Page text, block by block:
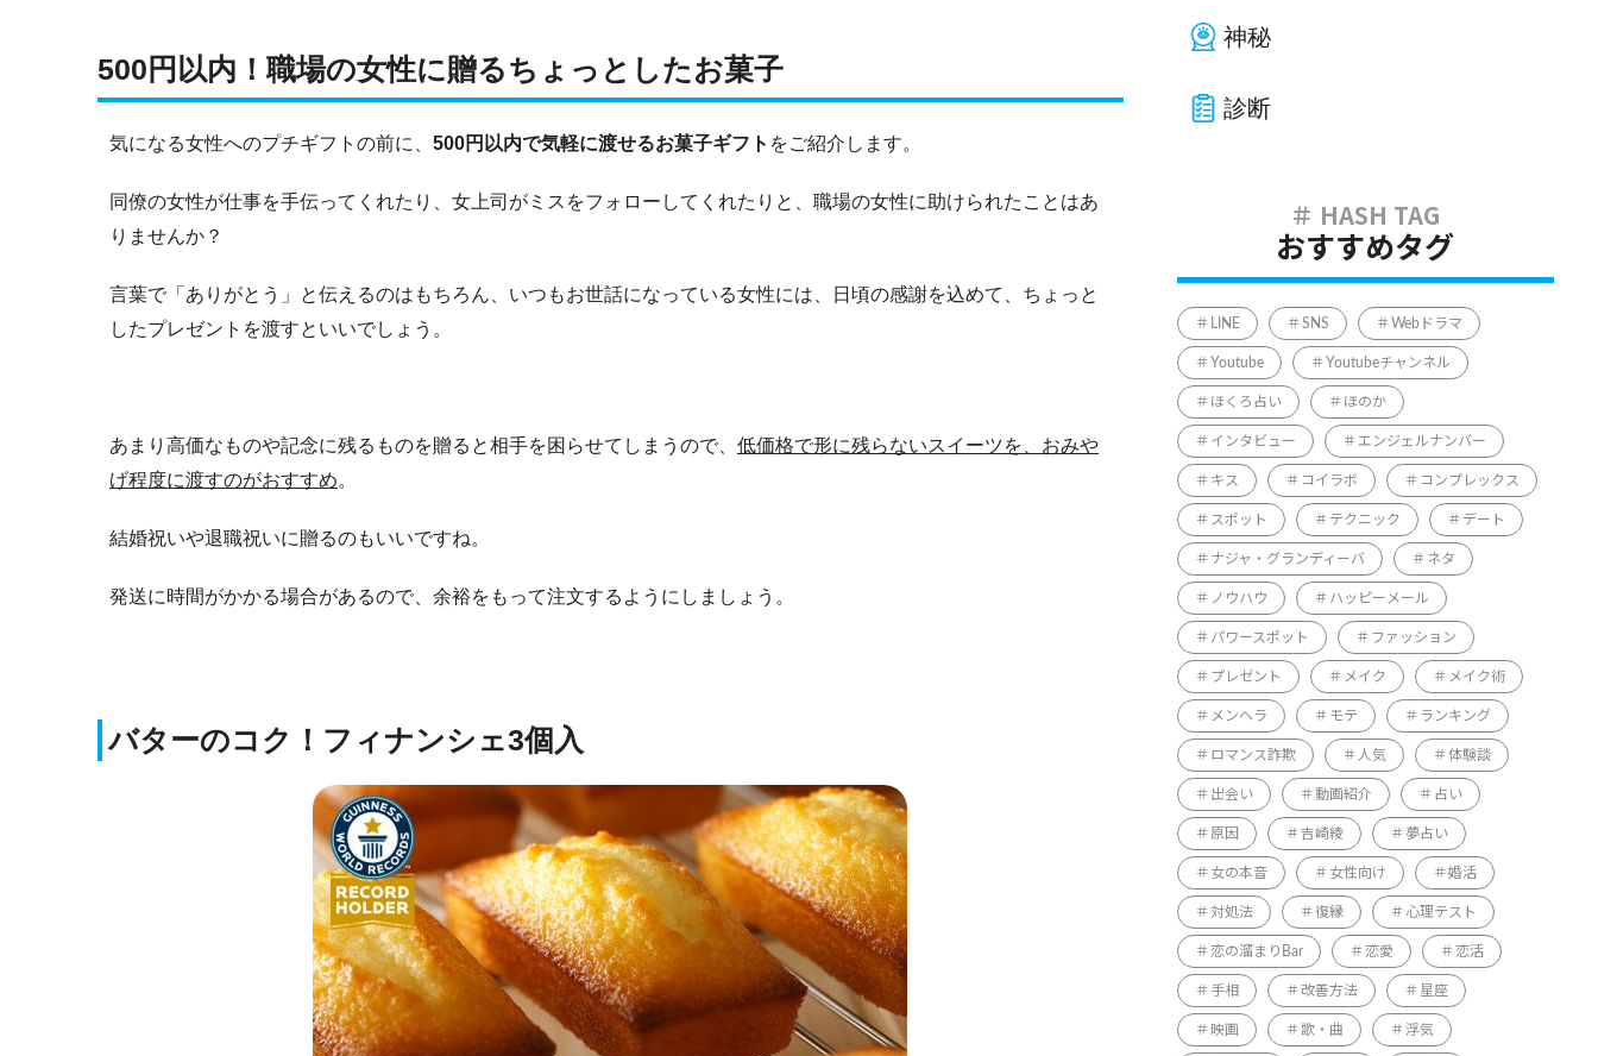
500円以内！職場の女性に贈るちょっとしたお菓子
気になる女性へのプチギフトの前に、 500円以内で気軽に渡せるお菓子ギフト をご紹介します。
同僚の女性が仕事を手伝ってくれたり、女上司がミスをフォローしてくれたりと、職場の女性に助けられたことはあ
りませんか？
言葉で「ありがとう」と伝えるのはもちろん、いつもお世話になっている女性には、日頃の感謝を込めて、ちょっと
したプレゼントを渡すといいでしょう。
あまり高価なものや記念に残るものを贈ると相手を困らせてしまうので、 低価格で形に残らないスイーツを、おみや
げ程度に渡すのがおすすめ。
結婚祝いや退職祝いに贈るのもいいですね。
発送に時間がかかる場合があるので、余裕をもって注文するようにしましょう。
バターのコク！フィナンシェ3個入
神秘
診断
おすすめタグ
LINE SNS Webドラマ
Youtube Youtubeチャンネル
ほくろ占い ほのか
インタビュー エンジェルナンバー
キス コイラボ コンプレックス
スポット テクニック デート
ナジャ・グランディーバ ネタ
ノウハウ ハッピーメール
パワースポット ファッション
プレゼント メイク メイク術
メンヘラ モテ ランキング
ロマンス詐欺 人気 体験談
出会い 動画紹介 占い
原因 吉崎綾 夢占い
女の本音 女性向け 婚活
対処法 復縁 心理テスト
恋の溜まりBar 恋愛 恋活
手相 改善方法 星座
映画 歌・曲 浮気